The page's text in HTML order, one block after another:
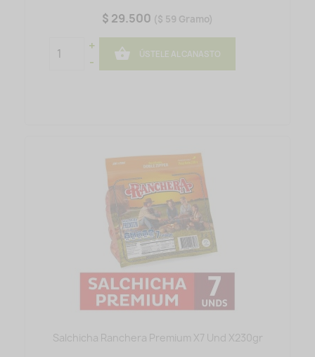
$ 29.500 ($ 59 Gramo)
+
-
 ÚSTELE AL CANASTO
Salchicha Ranchera Premium X7 Und X230gr